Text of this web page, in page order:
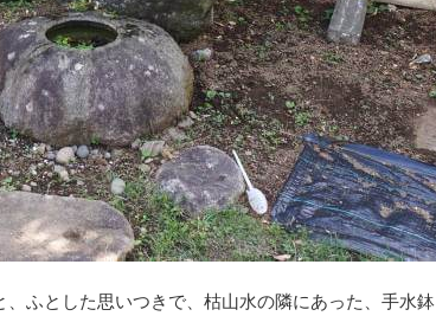
ふとした思いつきで、枯山水の隣にあった、手水鉢